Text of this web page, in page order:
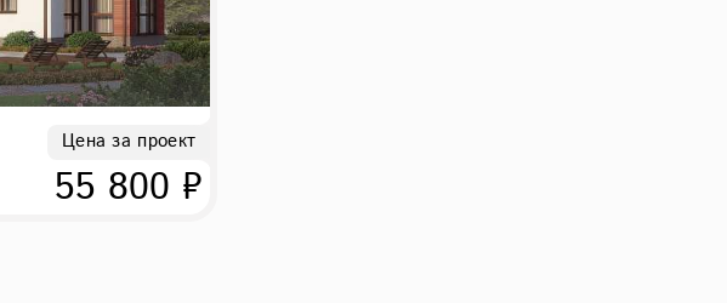
Цена за проект
55 800 ₽